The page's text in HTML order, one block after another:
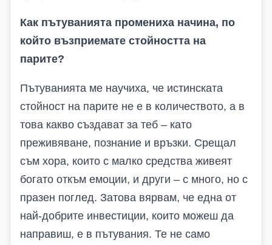
Как пътуванията промениха начина, по
който възприемате стойността на
парите?
Пътуванията ме научиха, че истинската
стойност на парите не е в количеството, а в
това какво създават за теб – като
преживяване, познание и връзки. Срещал
съм хора, които с малко средства живеят
богато откъм емоции, и други – с много, но с
празен поглед. Затова вярвам, че една от
най-добрите инвестиции, които можеш да
направиш, е в пътувания. Те не само